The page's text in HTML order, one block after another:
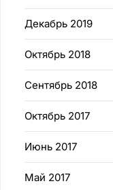
Декабрь 2019
Октябрь 2018
Сентябрь 2018
Октябрь 2017
Июнь 2017
Май 2017